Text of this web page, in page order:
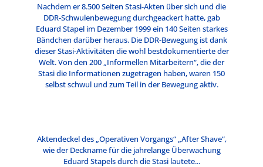
Nachdem er 8.500 Seiten Stasi-Akten über sich und die
DDR-Schwulenbewegung durchgeackert hatte, gab
Eduard Stapel im Dezember 1999 ein 140 Seiten starkes
Bändchen darüber heraus. Die DDR-Bewegung ist dank
dieser Stasi-Aktivitäten die wohl bestdokumentierte der
Welt. Von den 200 „Informellen Mitarbeitern“, die der
Stasi die Informationen zugetragen haben, waren 150
selbst schwul und zum Teil in der Bewegung aktiv.
Aktendeckel des „Operativen Vorgangs“ „After Shave“,
wie der Deckname für die jahrelange Überwachung
Eduard Stapels durch die Stasi lautete...